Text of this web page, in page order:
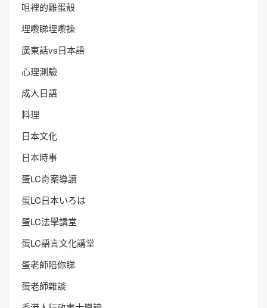
咀裡的雞蛋殼
埋嚟睇埋嚟揀
廣東話vs日本語
心理測驗
成人日語
料理
日本文化
日本時事
蛋LC奇案導讀
蛋LC日本いろは
蛋LC法學講堂
蛋LC語言文化講堂
蛋老師陪你睇
蛋老師雜談